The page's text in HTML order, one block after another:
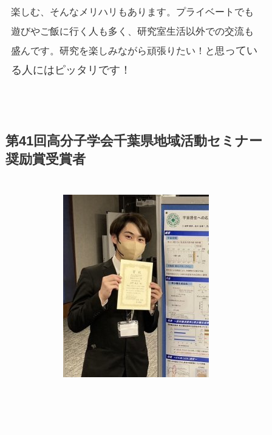
楽しむ、そんなメリハリもあります。プライベートでも
遊びやご飯に行く人も多く、研究室生活以外での交流も
盛んです。研究を楽しみながら頑張りたい！と思ってい
る人にはピッタリです！
第41回高分子学会千葉県地域活動セミナー
奨励賞受賞者